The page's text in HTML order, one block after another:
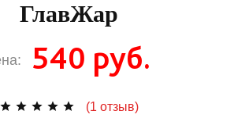
ГлавЖар
540 руб.
(1 отзыв)